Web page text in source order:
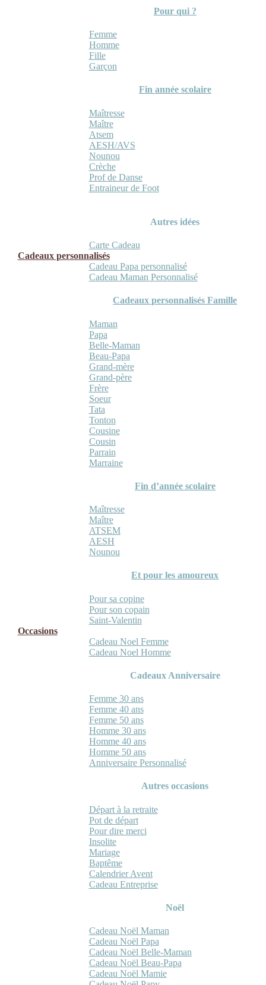
Pour qui ?
Femme
Homme
Fille
Garçon
Fin année scolaire
Maîtresse
Maître
Atsem
AESH/AVS
Nounou
Crèche
Prof de Danse
Entraineur de Foot
Autres idées
Carte Cadeau
Cadeaux personnalisés
Cadeau Papa personnalisé
Cadeau Maman Personnalisé
Cadeaux personnalisés Famille
Maman
Papa
Belle-Maman
Beau-Papa
Grand-mère
Grand-père
Frère
Soeur
Tata
Tonton
Cousine
Cousin
Parrain
Marraine
Fin d’année scolaire
Maîtresse
Maître
ATSEM
AESH
Nounou
Et pour les amoureux
Pour sa copine
Pour son copain
Saint-Valentin
Occasions
Cadeau Noel Femme
Cadeau Noel Homme
Cadeaux Anniversaire
Femme 30 ans
Femme 40 ans
Femme 50 ans
Homme 30 ans
Homme 40 ans
Homme 50 ans
Anniversaire Personnalisé
Autres occasions
Départ à la retraite
Pot de départ
Pour dire merci
Insolite
Mariage
Baptême
Calendrier Avent
Cadeau Entreprise
Noël
Cadeau Noël Maman
Cadeau Noël Papa
Cadeau Noël Belle-Maman
Cadeau Noël Beau-Papa
Cadeau Noël Mamie